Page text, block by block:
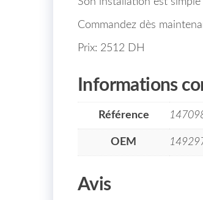
Commandez dès
Prix: 2512 DH
Informations
Référence
OEM
Avis